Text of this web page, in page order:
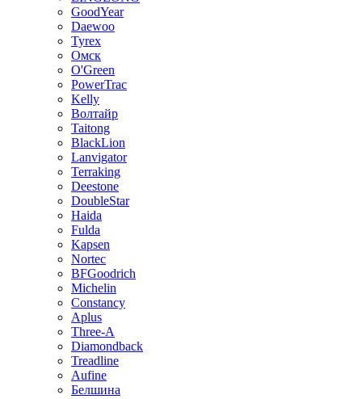
GoodYear
Daewoo
Tyrex
Омск
O'Green
PowerTrac
Kelly
Волтайр
Taitong
BlackLion
Lanvigator
Terraking
Deestone
DoubleStar
Haida
Fulda
Kapsen
Nortec
BFGoodrich
Michelin
Constancy
Aplus
Three-A
Diamondback
Treadline
Aufine
Белшина